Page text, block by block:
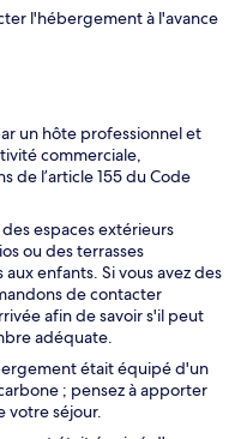
l'hébergement à l'avance
un hôte professionnel et
commerciale,
de l’article 155 du Code
espaces extérieurs
ou des terrasses
enfants. Si vous avez des
de contacter
afin de savoir s'il peut
adéquate.
était équipé d'un
; pensez à apporter
votre séjour.